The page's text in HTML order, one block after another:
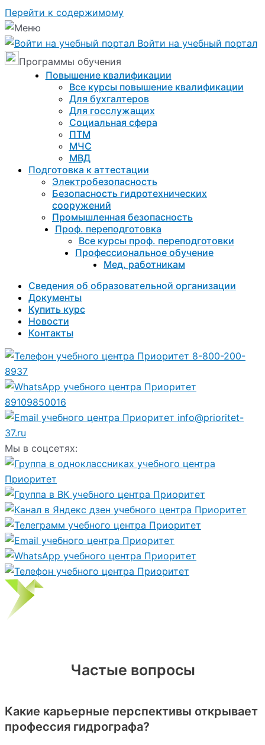
Перейти к содержимому
Войти на учебный портал
Программы обучения
Повышение квалификации
Все курсы повышение квалификации
Для бухгалтеров
Для госслужащих
Социальная сфера
ПТМ
МЧС
МВД
Подготовка к aттестации
Электробезопасность
Безопасность гидротехнических
сооружений
Промышленная безопасность
Проф. переподготовка
Все курсы проф. переподготовки
Профессиональное обучение
Мед. работникам
Сведения об образовательной организации
Документы
Купить курс
Новости
Контакты
8-800-200-
8937
89109850016
info@prioritet-
37.ru
Мы в соцсетях:
Частые вопросы
Какие карьерные перспективы открывает
профессия гидрографа?